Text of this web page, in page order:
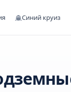
Синий круиз